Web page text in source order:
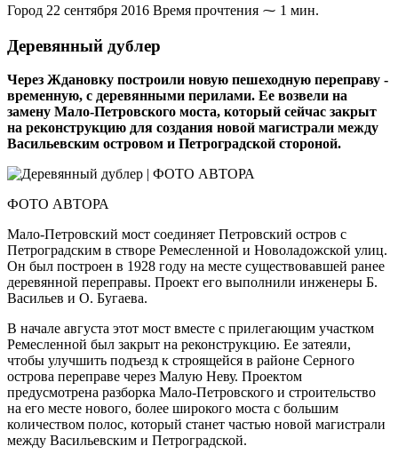
Город 22 сентября 2016 Время прочтения ⁓ 1 мин.
Деревянный дублер
Через Ждановку построили новую пешеходную переправу -
временную, с деревянными перилами. Ее возвели на
замену Мало-Петровского моста, который сейчас закрыт
на реконструкцию для создания новой магистрали между
Васильевским островом и Петроградской стороной.
ФОТО АВТОРА
Мало-Петровский мост соединяет Петровский остров с
Петроградским в створе Ремесленной и Новоладожской улиц.
Он был построен в 1928 году на месте существовавшей ранее
деревянной переправы. Проект его выполнили инженеры Б.
Васильев и О. Бугаева.
В начале августа этот мост вместе с прилегающим участком
Ремесленной был закрыт на реконструкцию. Ее затеяли,
чтобы улучшить подъезд к строящейся в районе Серного
острова переправе через Малую Неву. Проектом
предусмотрена разборка Мало-Петровского и строительство
на его месте нового, более широкого моста с большим
количеством полос, который станет частью новой магистрали
между Васильевским и Петроградской.